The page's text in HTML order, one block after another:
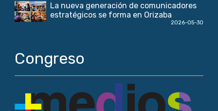
La nueva generación de comunicadores
estratégicos se forma en Orizaba
2026-05-30
Congreso